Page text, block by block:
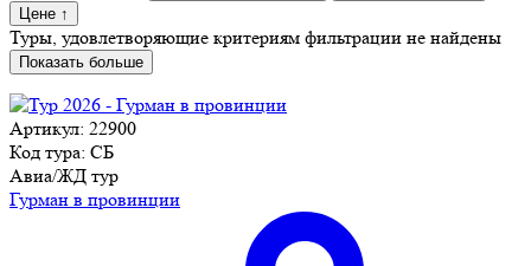
Цене ↑
Туры, удовлетворяющие критериям фильтрации не найдены
Показать больше
Артикул: 22900
Код тура: СБ
Авиа/ЖД тур
Гурман в провинции